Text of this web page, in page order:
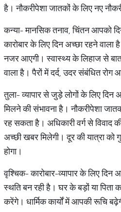
है। नौकरीपेशा जातकों के लिए नए
कन्या- मानसिक तनाव, चिंतन आपको
कारोबार के लिए दिन अच्छा रहने वाला
नजर आएगी। स्वास्थ्य के लिहाज से
वाला है। पैरों में दर्द, उदर संबंधित
तुला- व्यापार से जुड़े लोगों के लिए दिन
मिलने की संभावना है। नौकरीपेशा
रह सकता है। अधिकारी वर्ग से
अच्छी खबर मिलेगी। दूर की यात्रा को
होगा।
वृश्चिक- कारोबार-व्यापार के लिए दिन
स्थति बन रही है। घर के बड़ों या पिता
करेंगे। धार्मिक कार्यों में आपकी रूचि